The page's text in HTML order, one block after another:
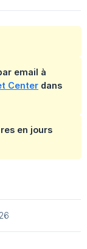
email à
Center dans
en jours